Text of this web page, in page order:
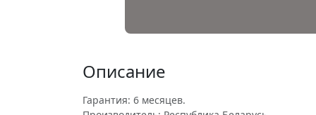
Описание
Гарантия: 6 месяцев.